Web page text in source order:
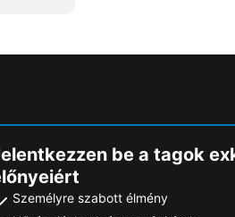
be a tagok
Személyre szabott élmény